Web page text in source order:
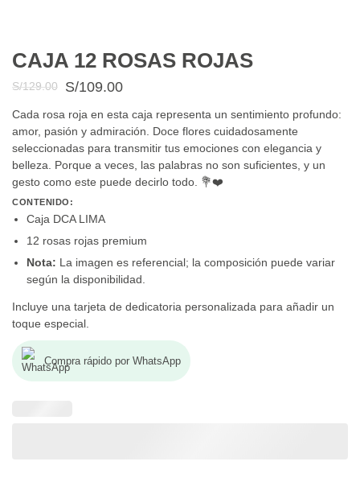
CAJA 12 ROSAS ROJAS
S/129.00 S/109.00
Cada rosa roja en esta caja representa un sentimiento profundo:
amor, pasión y admiración. Doce flores cuidadosamente
seleccionadas para transmitir tus emociones con elegancia y
belleza. Porque a veces, las palabras no son suficientes, y un
gesto como este puede decirlo todo. 💐❤️
CONTENIDO:
Caja DCA LIMA
12 rosas rojas premium
Nota: La imagen es referencial; la composición puede variar
según la disponibilidad.
Incluye una tarjeta de dedicatoria personalizada para añadir un
toque especial.
Compra rápido por WhatsApp